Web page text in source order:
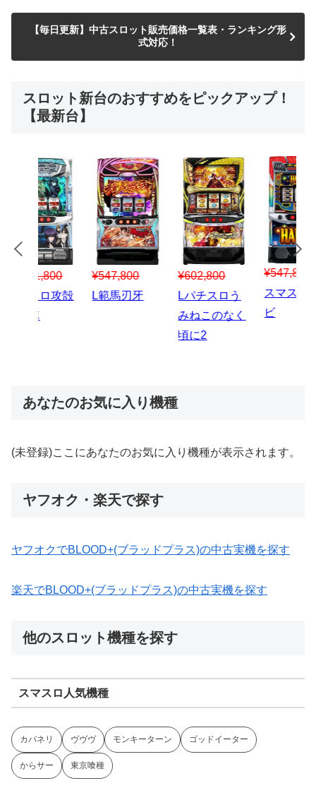
【毎日更新】中古スロット販売価格一覧表・ランキング形
式対応！
スロット新台のおすすめをピックアップ！
【最新台】
¥547,800
スマスロハナ
¥150,000
スマスロ秘宝
¥1,867,800
Lパチスロ 炎
炎ノ消防隊2
あなたのお気に入り機種
(未登録)ここにあなたのお気に入り機種が表示されます。
ヤフオク・楽天で探す
ヤフオクでBLOOD+(ブラッドプラス)の中古実機を探す
楽天でBLOOD+(ブラッドプラス)の中古実機を探す
他のスロット機種を探す
スマスロ人気機種
カバネリ ヴヴヴ モンキーターン ゴッドイーター
からサー 東京喰種